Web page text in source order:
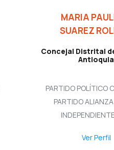
MARIA
SUAREZ
Concejal Distrital
Antioquia
PARTIDO POLÍTICO
PARTIDO
Ver Perfil